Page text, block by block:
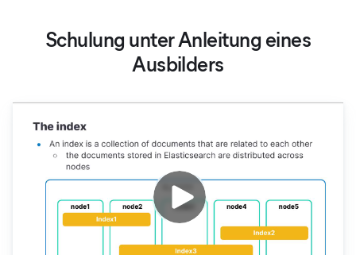
Schulung unter Anleitung eines
Ausbilders
Elasticsearch Engineer